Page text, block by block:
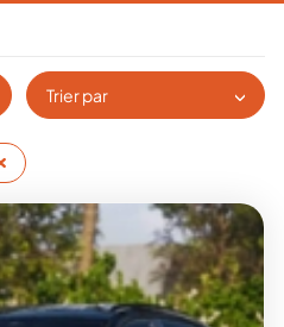
Trier par